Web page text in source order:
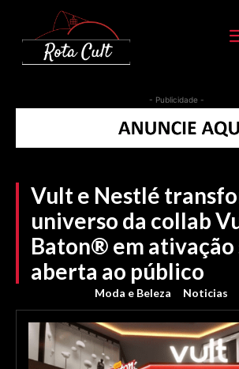
- Publicidade -
Vult e Nestlé
universo da collab
Baton® em ativação
aberta ao público
Moda e Beleza Noticias